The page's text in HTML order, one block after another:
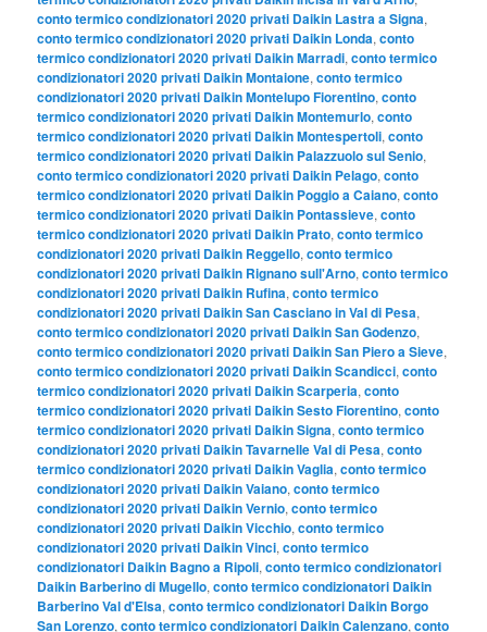
conto termico condizionatori 2020 privati Daikin Lastra a Signa,
conto termico condizionatori 2020 privati Daikin Londa,conto
termico condizionatori 2020 privati Daikin Marradi,conto termico
condizionatori 2020 privati Daikin Montaione,conto termico
condizionatori 2020 privati Daikin Montelupo Fiorentino,conto
termico condizionatori 2020 privati Daikin Montemurlo,conto
termico condizionatori 2020 privati Daikin Montespertoli,conto
termico condizionatori 2020 privati Daikin Palazzuolo sul Senio,
conto termico condizionatori 2020 privati Daikin Pelago,conto
termico condizionatori 2020 privati Daikin Poggio a Caiano,conto
termico condizionatori 2020 privati Daikin Pontassieve,conto
termico condizionatori 2020 privati Daikin Prato,conto termico
condizionatori 2020 privati Daikin Reggello,conto termico
condizionatori 2020 privati Daikin Rignano sull'Arno,conto termico
condizionatori 2020 privati Daikin Rufina,conto termico
condizionatori 2020 privati Daikin San Casciano in Val di Pesa,
conto termico condizionatori 2020 privati Daikin San Godenzo,
conto termico condizionatori 2020 privati Daikin San Piero a Sieve,
conto termico condizionatori 2020 privati Daikin Scandicci,conto
termico condizionatori 2020 privati Daikin Scarperia,conto
termico condizionatori 2020 privati Daikin Sesto Fiorentino,conto
termico condizionatori 2020 privati Daikin Signa,conto termico
condizionatori 2020 privati Daikin Tavarnelle Val di Pesa,conto
termico condizionatori 2020 privati Daikin Vaglia,conto termico
condizionatori 2020 privati Daikin Vaiano,conto termico
condizionatori 2020 privati Daikin Vernio,conto termico
condizionatori 2020 privati Daikin Vicchio,conto termico
condizionatori 2020 privati Daikin Vinci,conto termico
condizionatori Daikin Bagno a Ripoli,conto termico condizionatori
Daikin Barberino di Mugello,conto termico condizionatori Daikin
Barberino Val d'Elsa,conto termico condizionatori Daikin Borgo
San Lorenzo,conto termico condizionatori Daikin Calenzano,conto